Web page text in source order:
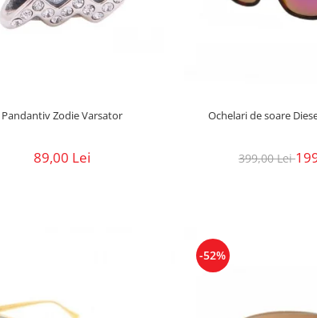
Pandantiv Zodie Varsator
89,00 Lei
Ochelari de soare
399,00 Lei
-52%